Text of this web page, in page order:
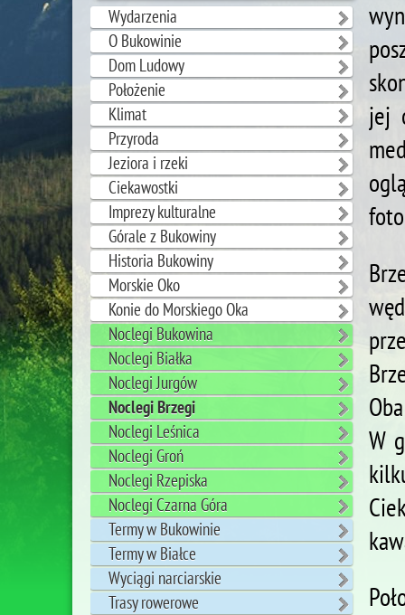
Wydarzenia
O Bukowinie
Dom Ludowy
Położenie
Klimat
Przyroda
Jeziora i rzeki
Ciekawostki
Imprezy kulturalne
Górale z Bukowiny
Historia Bukowiny
Morskie Oko
Konie do Morskiego Oka
Noclegi Bukowina
Noclegi Białka
Noclegi Jurgów
Noclegi Brzegi
Noclegi Leśnica
Noclegi Groń
Noclegi Rzepiska
Noclegi Czarna Góra
Termy w Bukowinie
Termy w Białce
Wyciągi narciarskie
Trasy rowerowe
jej
W